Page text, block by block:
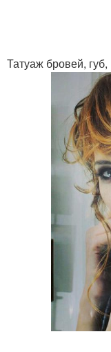
Татуаж бровей,